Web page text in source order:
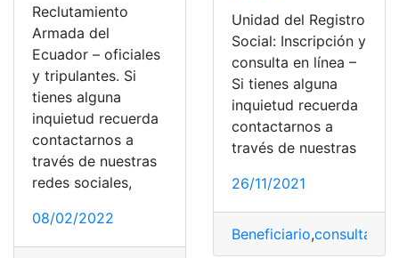
Reclutamiento
Armada del
Ecuador – oficiales
y tripulantes. Si
tienes alguna
inquietud recuerda
contactarnos a
través de nuestras
redes sociales,
08/02/2022
Unidad del Registro
Social: Inscripción y
consulta en línea –
Si tienes alguna
inquietud recuerda
contactarnos a
través de nuestras
26/11/2021
Beneficiario,consultar